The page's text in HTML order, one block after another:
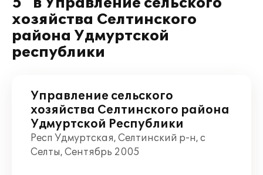
хозяйства Селтинского
района Удмуртской
республики
Управление сельского
хозяйства Селтинского района
Удмуртской Республики
Респ Удмуртская, Селтинский р-н, с
Селты, Сентябрь 2005